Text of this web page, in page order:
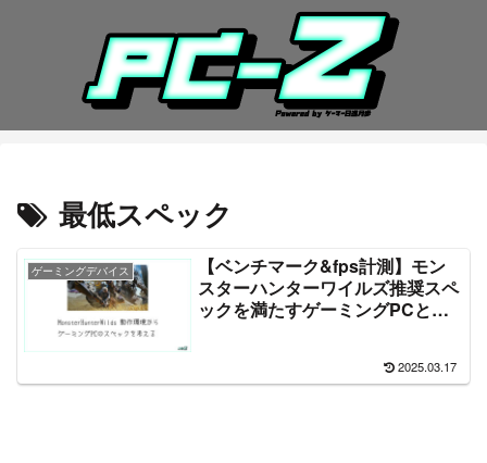
最低スペック
ゲーミングデバイス
【ベンチマーク&fps計測】モン
スターハンターワイルズ推奨スペ
ックを満たすゲーミングPCと
2025.03.17